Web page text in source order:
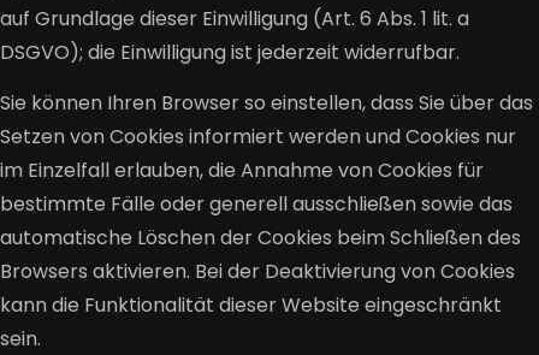
auf Grundlage dieser Einwilligung (Art. 6 Abs. 1 lit. a
DSGVO); die Einwilligung ist jederzeit widerrufbar.
Sie können Ihren Browser so einstellen, dass Sie über das
Setzen von Cookies informiert werden und Cookies nur
im Einzelfall erlauben, die Annahme von Cookies für
bestimmte Fälle oder generell ausschließen sowie das
automatische Löschen der Cookies beim Schließen des
Browsers aktivieren. Bei der Deaktivierung von Cookies
kann die Funktionalität dieser Website eingeschränkt
sein.